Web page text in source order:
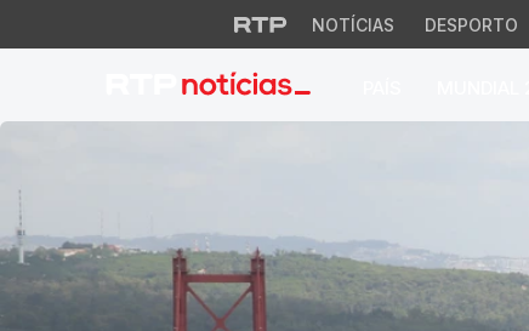
NOTÍCIAS DESPORTO